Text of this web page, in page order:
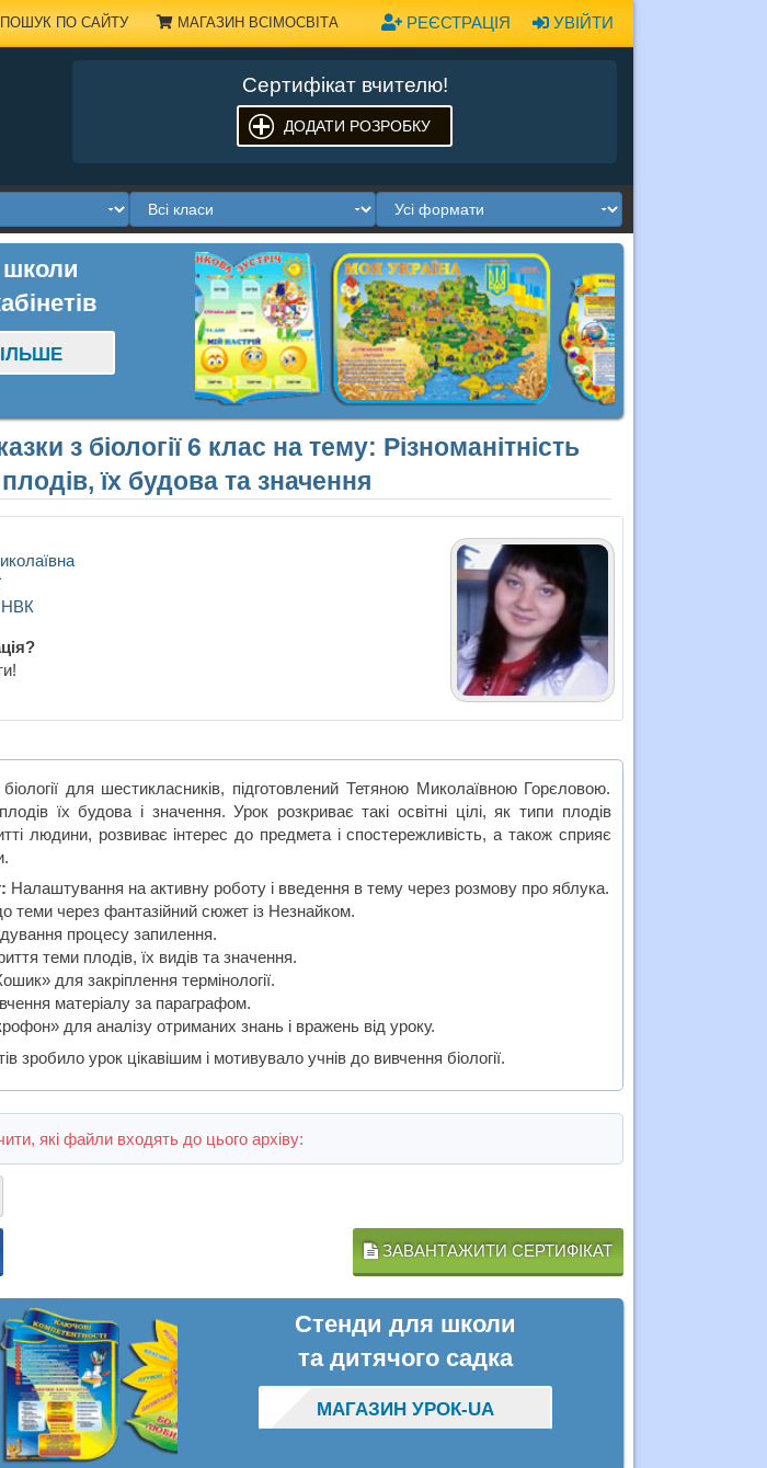
УВІЙТИ
РЕЄСТРАЦІЯ
ПО САЙТУ МАГАЗИН ВСІМОСВІТА
Сертифікат вчителю!
ДОДАТИ РОЗРОБКУ
з біології 6 клас на тему: Різноманітність
плодів, їх будова та значення
НВК
для шестикласників, підготовлений Тетяною Миколаївною Горєловою.
їх будова і значення. Урок розкриває такі освітні цілі, як типи плодів
людини, розвиває інтерес до предмета і спостережливість, а також сприяє
Налаштування на активну роботу і введення в тему через розмову про яблука.
теми через фантазійний сюжет із Незнайком.
процесу запилення.
теми плодів, їх видів та значення.
для закріплення термінології.
матеріалу за параграфом.
для аналізу отриманих знань і вражень від уроку.
зробило урок цікавішим і мотивувало учнів до вивчення біології.
які файли входять до цього архіву:
ЗАВАНТАЖИТИ СЕРТИФІКАТ
Стенди для школи
та дитячого садка
МАГАЗИН УРОК-UA